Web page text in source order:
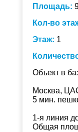
Площадь:
Кол-во
Этаж: 1
Объект в
Москва,
5 мин.
1-я линия
Общая